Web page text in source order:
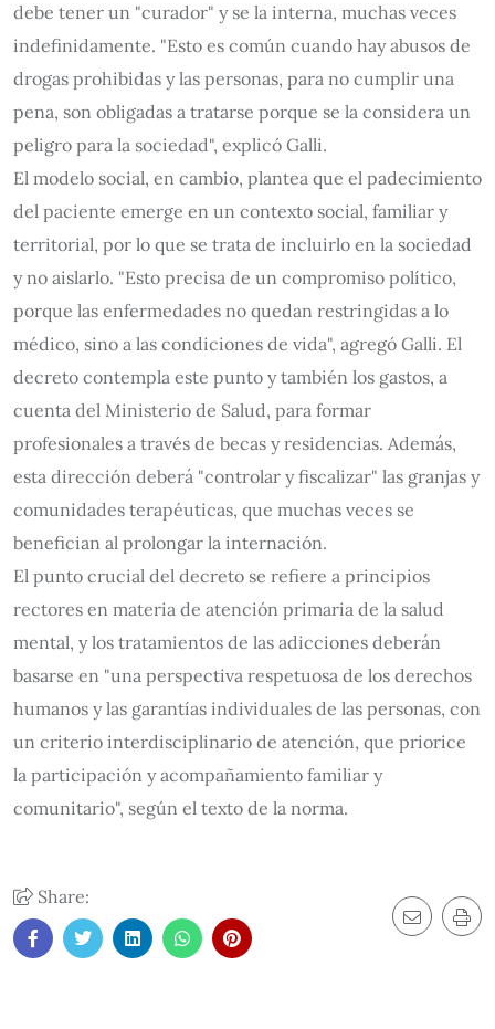
debe tener un "curador" y se la interna, muchas veces
indefinidamente. "Esto es común cuando hay abusos de
drogas prohibidas y las personas, para no cumplir una
pena, son obligadas a tratarse porque se la considera un
peligro para la sociedad", explicó Galli.
El modelo social, en cambio, plantea que el padecimiento
del paciente emerge en un contexto social, familiar y
territorial, por lo que se trata de incluirlo en la sociedad
y no aislarlo. "Esto precisa de un compromiso político,
porque las enfermedades no quedan restringidas a lo
médico, sino a las condiciones de vida", agregó Galli. El
decreto contempla este punto y también los gastos, a
cuenta del Ministerio de Salud, para formar
profesionales a través de becas y residencias. Además,
esta dirección deberá "controlar y fiscalizar" las granjas y
comunidades terapéuticas, que muchas veces se
benefician al prolongar la internación.
El punto crucial del decreto se refiere a principios
rectores en materia de atención primaria de la salud
mental, y los tratamientos de las adicciones deberán
basarse en "una perspectiva respetuosa de los derechos
humanos y las garantías individuales de las personas, con
un criterio interdisciplinario de atención, que priorice
la participación y acompañamiento familiar y
comunitario", según el texto de la norma.
Share: